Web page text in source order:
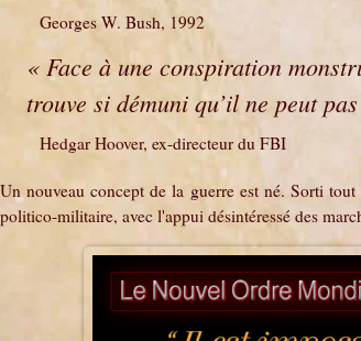
Georges W. Bush, 1992
« Face à une conspiration
trouve si démuni qu’il ne peut
Hedgar Hoover, ex-directeur du FBI
Un nouveau concept de la guerre est né. Sorti
politico-militaire, avec l'appui désintéressé des